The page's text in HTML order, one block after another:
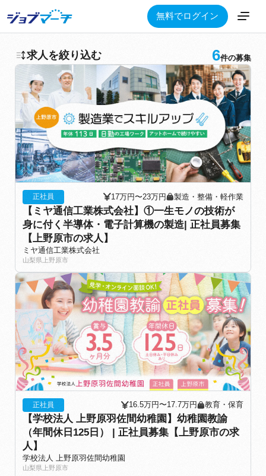
無料でログイン
求人を絞り込む 6件の募集
正社員 17万円〜23万円 製造・整備・軽作業
【ミヤ通信工業株式会社】①一生モノの技術が
身に付く半導体・電子計算機の製造| 正社員募集
【上野原市の求人】
ミヤ通信工業株式会社
山梨県上野原市
正社員 16.5万円〜17.7万円 教育・保育
【学校法人 上野原羽佐間幼稚園】幼稚園教諭
（年間休日125日） | 正社員募集【上野原市の求
人】
学校法人 上野原羽佐間幼稚園
山梨県上野原市